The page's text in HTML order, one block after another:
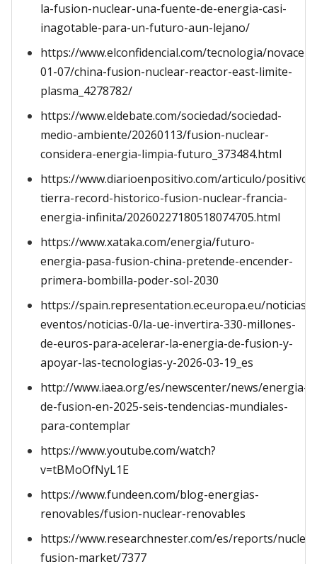
la-fusion-nuclear-una-fuente-de-energia-casi-
inagotable-para-un-futuro-aun-lejano/
https://www.elconfidencial.com/tecnologia/
01-07/china-fusion-nuclear-reactor-east-limite-
plasma_4278782/
https://www.eldebate.com/sociedad/sociedad-
medio-ambiente/20260113/fusion-nuclear-
considera-energia-limpia-futuro_373484.html
https://www.diarioenpositivo.com/articulo/positivo/
tierra-record-historico-fusion-nuclear-francia-
energia-infinita/20260227180518074705.html
https://www.xataka.com/energia/futuro-
energia-pasa-fusion-china-pretende-encender-
primera-bombilla-poder-sol-2030
https://spain.representation.ec.europa.eu/noticias-
eventos/noticias-0/la-ue-invertira-330-millones-
de-euros-para-acelerar-la-energia-de-fusion-y-
apoyar-las-tecnologias-y-2026-03-19_es
http://www.iaea.org/es/newscenter/news/energia-
de-fusion-en-2025-seis-tendencias-mundiales-
para-contemplar
https://www.youtube.com/watch?
v=tBMoOfNyL1E
https://www.fundeen.com/blog-energias-
renovables/fusion-nuclear-renovables
https://www.researchnester.com/es/reports/
fusion-market/7377